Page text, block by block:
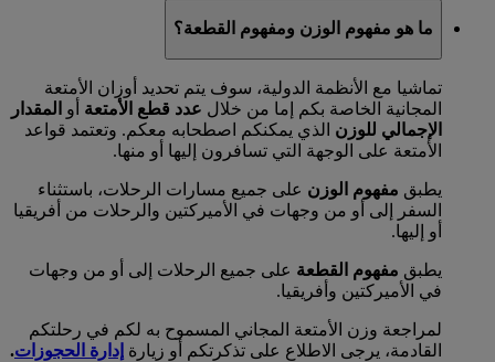
ما هو مفهوم الوزن ومفهوم القطعة؟
تماشيا مع الأنظمة الدولية، سوف يتم تحديد أوزان الأمتعة
المجانية الخاصة بكم إما من خلال عدد قطع الأمتعة أو المقدار
الإجمالي للوزن الذي يمكنكم اصطحابه معكم. وتعتمد قواعد
الأمتعة على الوجهة التي تسافرون إليها أو منها.
يطبق مفهوم الوزن على جميع مسارات الرحلات، باستثناء
السفر إلى أو من وجهات في الأميركتين والرحلات من أفريقيا
أو إليها.
يطبق مفهوم القطعة على جميع الرحلات إلى أو من وجهات
في الأميركتين وأفريقيا.
لمراجعة وزن الأمتعة المجاني المسموح به لكم في رحلتكم
القادمة، يرجى الاطلاع على تذكرتكم أو زيارة إدارة الحجوزات.